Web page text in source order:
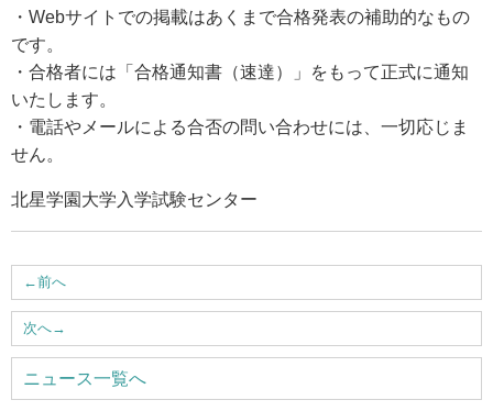
入試情報
入試イベント
キャンパスライフ
ウェブマガジン
学費・奨学金
・Webサイトでの掲載はあくまで合格発表の補助的なもの
です。
・合格者には「合格通知書（速達）」をもって正式に通知
いたします。
・電話やメールによる合否の問い合わせには、一切応じま
せん。
北星学園大学入学試験センター
←前へ
次へ→
ニュース一覧へ